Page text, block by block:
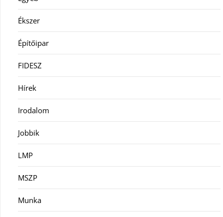
Ékszer
Építőipar
FIDESZ
Hírek
Irodalom
Jobbik
LMP
MSZP
Munka